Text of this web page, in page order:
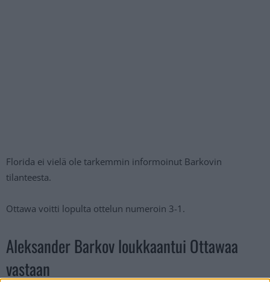
Florida ei vielä ole tarkemmin informoinut Barkovin
tilanteesta.
Ottawa voitti lopulta ottelun numeroin 3-1.
Aleksander Barkov loukkaantui Ottawaa
vastaan